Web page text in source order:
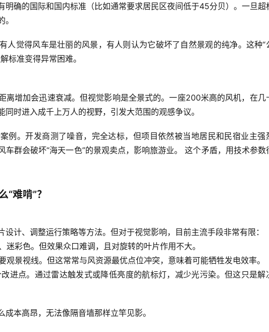
明确的国际和国内标准（比如通常要求居民区夜间低于45分贝）。一旦超
人觉得风车是壮丽的风景，有人则认为它破坏了自然景观的纯净。这种“
标准变得异常困难。
离增加会迅速衰减。但视觉影响是全景式的。一座200米高的风机，在几
时进入成千上万人的视野，引发大范围的观感争议。
例。开发商测了噪音，完全达标，但项目依然被当地居民和民宿业主强
群会破坏“海天一色”的景观卖点，影响旅游业。
这个矛盾，用技术参数
难啃”？
计、调整运行策略等方法。但对于视觉影响，目前主流手段非常有限：
迷彩色。但效果众口难调，且对旋转的叶片作用不大。
观景视线。但这常常与风资源最优点位冲突，意味着可能牺牲发电效率。
进点。通过雷达触发式或降低亮度的航标灯，减少光污染。但这只是解
本高昂，无法像隔音墙那样立竿见影。